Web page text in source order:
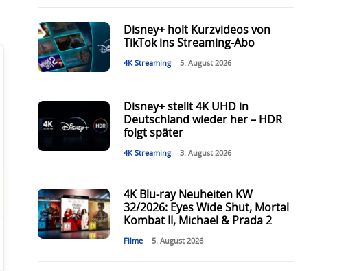
Disney+ holt Kurzvideos von
TikTok ins Streaming-Abo
4K Streaming 5. August 2026
Disney+ stellt 4K UHD in
Deutschland wieder her – HDR
folgt später
4K Streaming 3. August 2026
4K Blu-ray Neuheiten KW
32/2026: Eyes Wide Shut, Mortal
Kombat II, Michael & Prada 2
Filme 5. August 2026